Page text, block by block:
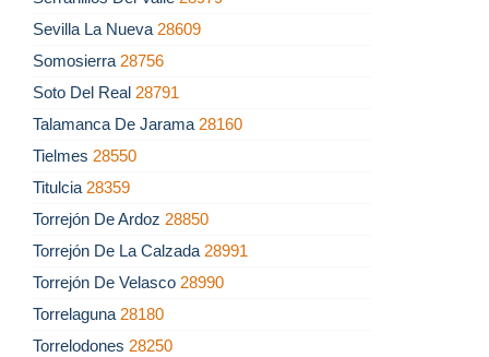
Sevilla La Nueva 28609
Somosierra 28756
Soto Del Real 28791
Talamanca De Jarama 28160
Tielmes 28550
Titulcia 28359
Torrejón De Ardoz 28850
Torrejón De La Calzada 28991
Torrejón De Velasco 28990
Torrelaguna 28180
Torrelodones 28250